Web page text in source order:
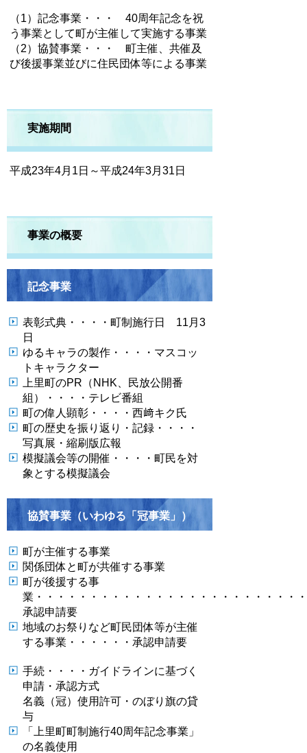
（1）記念事業・・・ 40周年記念を祝
う事業として町が主催して実施する事業
（2）協賛事業・・・ 町主催、共催及
び後援事業並びに住民団体等による事業
実施期間
平成23年4月1日～平成24年3月31日
事業の概要
記念事業
表彰式典・・・・町制施行日 11月3
日
ゆるキャラの製作・・・・マスコッ
トキャラクター
上里町のPR（NHK、民放公開番
組）・・・・テレビ番組
町の偉人顕彰・・・・西﨑キク氏
町の歴史を振り返り・記録・・・・
写真展・縮刷版広報
模擬議会等の開催・・・・町民を対
象とする模擬議会
協賛事業（いわゆる「冠事業」）
町が主催する事業
関係団体と町が共催する事業
町が後援する事
業・・・・・・・・・・・・・・・・・・・・・・・・
承認申請要
地域のお祭りなど町民団体等が主催
する事業・・・・・・承認申請要
手続・・・・ガイドラインに基づく
申請・承認方式
名義（冠）使用許可・のぼり旗の貸
与
「上里町町制施行40周年記念事業」
の名義使用